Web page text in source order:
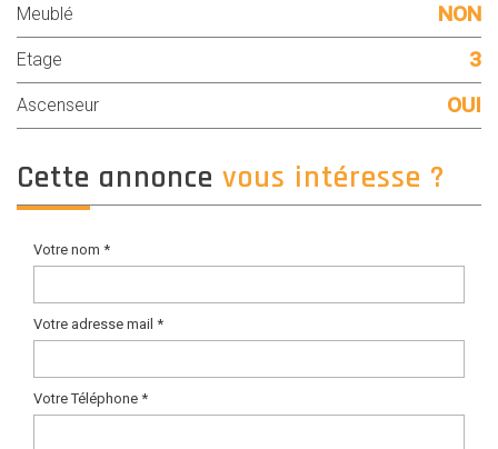
Meublé NON
Etage 3
Ascenseur OUI
cette annonce vous intéresse ?
Votre nom *
Votre adresse mail *
Votre Téléphone *